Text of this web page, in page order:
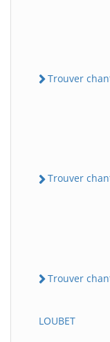
Trouver
Trouver
Trouver
LOUBET